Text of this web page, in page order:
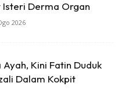
Isteri Derma Organ
2026
Kini Fatin Duduk
Dalam Kokpit